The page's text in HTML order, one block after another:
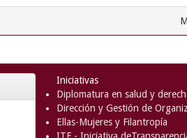
Iniciativas
Diplomatura en salud y
Dirección y Gestión de
Ellas-Mujeres y Filantropía